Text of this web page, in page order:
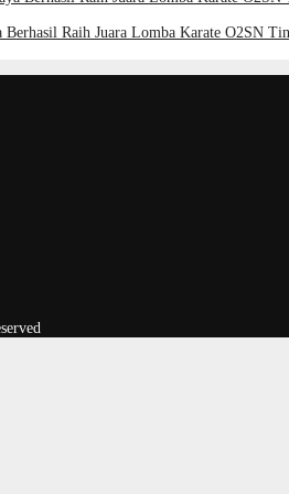
Raih Juara Lomba Karate O2SN